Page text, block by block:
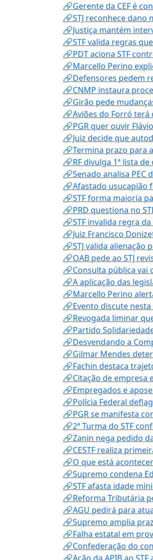
🔗Gerente da CEF é
🔗STJ reconhece
🔗Justiça mantém
🔗STF valida regras
🔗PDT aciona STF
🔗Marcello Perino
🔗Defensores pedem
🔗CNMP instaura
🔗Girão pede
🔗Aviões do Forró terá
🔗PGR quer ouvir
🔗Juiz decide que
🔗Termina prazo para
🔗RF divulga 1ª lista
🔗Senado analisa PEC
🔗Afastado usucapião
🔗STF forma maioria
🔗PRD questiona no
🔗STF invalida regra
🔗Juiz Francisco
🔗STJ valida alienação
🔗OAB pede ao STJ
🔗Consulta pública vai
🔗A aplicação das
🔗Marcello Perino
🔗Evento discute
🔗Revogada liminar
🔗Partido
🔗Desvendando a
🔗Gilmar Mendes
🔗Fachin destaca
🔗Citação de empresa
🔗Empregados e
🔗Polícia Federal
🔗PGR se manifesta
🔗2ª Turma do STF
🔗Zanin nega pedido
🔗CESTF realiza
🔗O que está
🔗Supremo condena
🔗STF afasta idade
🔗Reforma Tributária
🔗AGU pedirá para
🔗Supremo amplia
🔗Falha estatal em
🔗Confederação do